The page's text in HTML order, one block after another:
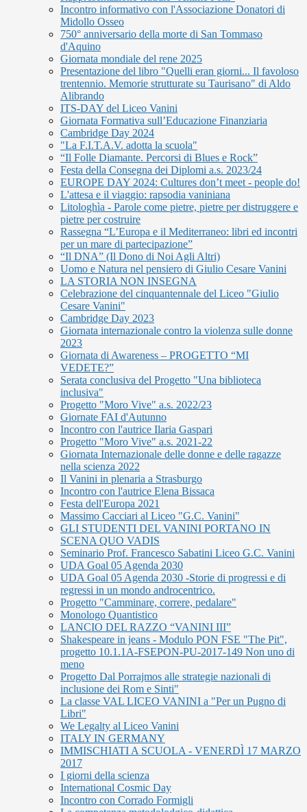
Incontro informativo con l'Associazione Donatori di
Midollo Osseo
750° anniversario della morte di San Tommaso
d'Aquino
Giornata mondiale del rene 2025
Presentazione del libro "Quelli eran giorni... Il favoloso
trentennio. Memorie strutturate su Taurisano" di Aldo
Alibrando
ITS-DAY del Liceo Vanini
Giornata Formativa sull’Educazione Finanziaria
Cambridge Day 2024
"La F.I.T.A.V. adotta la scuola"
“Il Folle Diamante. Percorsi di Blues e Rock”
Festa della Consegna dei Diplomi a.s. 2023/24
EUROPE DAY 2024: Cultures don’t meet - people do!
L'attesa e il viaggio: rapsodia vaniniana
Litologhìa - Parole come pietre, pietre per distruggere e
pietre per costruire
Rassegna “L’Europa e il Mediterraneo: libri ed incontri
per un mare di partecipazione”
“Il DNA” (Il Dono di Noi Agli Altri)
Uomo e Natura nel pensiero di Giulio Cesare Vanini
LA STORIA NON INSEGNA
Celebrazione del cinquantennale del Liceo "Giulio
Cesare Vanini"
Cambridge Day 2023
Giornata internazionale contro la violenza sulle donne
2023
Giornata di Awareness – PROGETTO “MI
VEDETE?”
Serata conclusiva del Progetto "Una biblioteca
inclusiva"
Progetto "Moro Vive" a.s. 2022/23
Giornate FAI d'Autunno
Incontro con l'autrice Ilaria Gaspari
Progetto "Moro Vive" a.s. 2021-22
Giornata Internazionale delle donne e delle ragazze
nella scienza 2022
Il Vanini in plenaria a Strasburgo
Incontro con l'autrice Elena Bissaca
Festa dell'Europa 2021
Massimo Cacciari al Liceo "G.C. Vanini"
GLI STUDENTI DEL VANINI PORTANO IN
SCENA QUO VADIS
Seminario Prof. Francesco Sabatini Liceo G.C. Vanini
UDA Goal 05 Agenda 2030
UDA Goal 05 Agenda 2030 -Storie di progressi e di
regressi in un mondo androcentrico.
Progetto "Camminare, correre, pedalare"
Monologo Quantistico
LANCIO DEL RAZZO “VANINI III”
Shakespeare in jeans - Modulo PON FSE "The Pit",
progetto 10.1.1A-FSEPON-PU-2017-149 Non uno di
meno
Progetto Dal Porrajmos alle strategie nazionali di
inclusione dei Rom e Sinti"
La classe VAL LICEO VANINI a "Per un Pugno di
Libri"
We Legalty al Liceo Vanini
ITALY IN GERMANY
IMMISCHIATI A SCUOLA - VENERDÌ 17 MARZO
2017
I giorni della scienza
International Cosmic Day
Incontro con Corrado Formigli